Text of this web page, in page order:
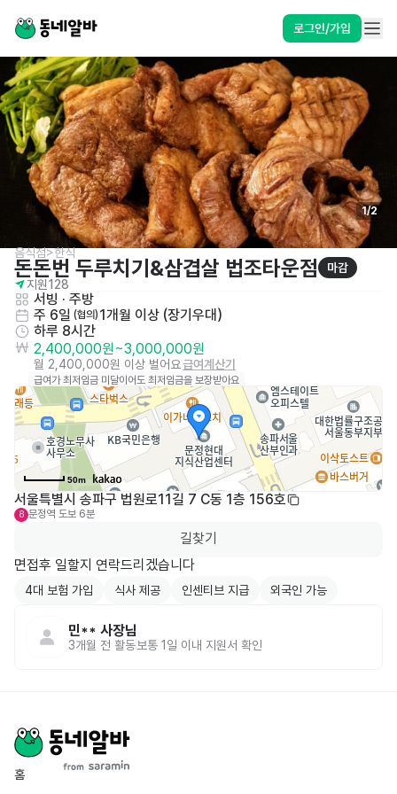
로그인/가입
1/2
음식점>한식
돈돈번 두루치기&삼겹살 법조타운점
마감
지원128
서빙 · 주방
주 6일 (협의) 1개월 이상 (장기우대)
하루 8시간
2,400,000원~3,000,000원
월 2,400,000원 이상 벌어요급여계산기
급여가 최저임금 미달이어도 최저임금을 보장받아요
50m
서울특별시 송파구 법원로11길 7 C동 1층 156호
8 문정역 도보 6분
길찾기
면접후 일할지 연락드리겠습니다
4대 보험 가입 식사 제공 인센티브 지급 외국인 가능
민** 사장님
3개월 전 활동보통 1일 이내 지원서 확인
홈